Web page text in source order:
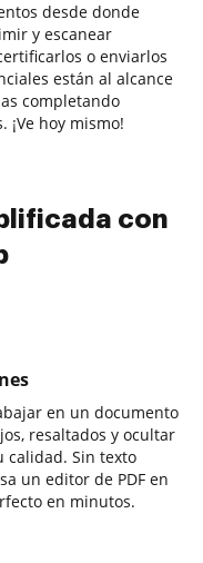
desde donde
y escanear
o enviarlos
están al alcance
completando
¡Ve hoy mismo!
con
en un documento
resaltados y ocultar
calidad. Sin texto
un editor de PDF en
en minutos.